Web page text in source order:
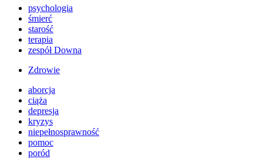
psychologia
śmierć
starość
terapia
zespół Downa
Zdrowie
aborcja
ciąża
depresja
kryzys
niepełnosprawność
pomoc
poród